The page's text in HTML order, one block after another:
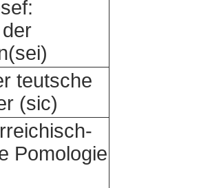
teutsche
(sic)
Pomologie